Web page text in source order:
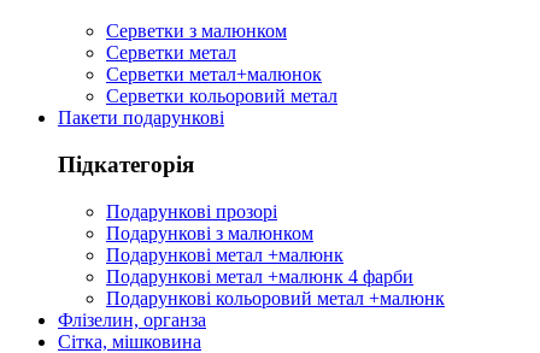
Серветки з малюнком
Серветки метал
Серветки метал+малюнок
Серветки кольоровий метал
Пакети подарункові
Підкатегорія
Подарункові прозорі
Подарункові з малюнком
Подарункові метал +малюнк
Подарункові метал +малюнк 4 фарби
Подарункові кольоровий метал +малюнк
Флізелин, органза
Сітка, мішковина